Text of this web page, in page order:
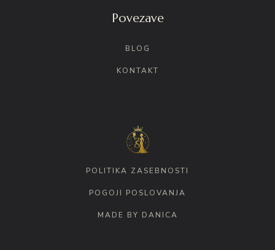
Povezave
BLOG
KONTAKT
POLITIKA ZASEBNOSTI
POGOJI POSLOVANJA
MADE BY DANICA